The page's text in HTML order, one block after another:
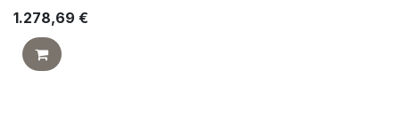
1.278,69 €